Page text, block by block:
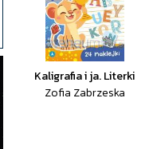
Kaligrafia i ja. Literki
Zofia Zabrzeska